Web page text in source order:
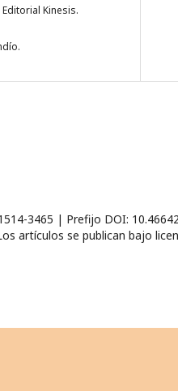
Kinesis.
3465 | Prefijo DOI:
artículos se publican bajo